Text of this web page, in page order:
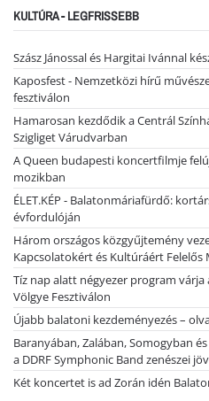
KULTÚRA - LEGFRISSEBB
Szász Jánossal és Hargitai Ivánnal
Kaposfest - Nemzetközi hírű
fesztiválon
Hamarosan kezdődik a Centrál
Szigliget Várudvarban
A Queen budapesti koncertfilmje
mozikban
ÉLET.KÉP - Balatonmáriafürdő:
évfordulóján
Három országos közgyűjtemény
Kapcsolatokért és Kultúráért Felelős
Tíz nap alatt négyezer program
Völgye Fesztiválon
Újabb balatoni kezdeményezés –
Baranyában, Zalában, Somogyban
a DDRF Symphonic Band zenészei
Két koncertet is ad Zorán idén